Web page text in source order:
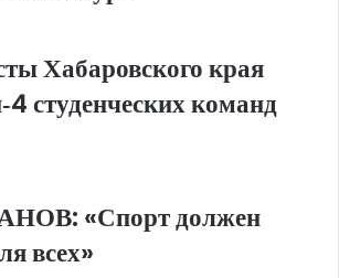
Хабаровского края
студенческих команд
«Спорт должен
всех»